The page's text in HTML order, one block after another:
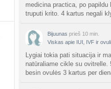
Kovo mėnesio dvyniai
Anužis Jonas
atnaujintalinikea223 prieš 2 d.
Valdorfo mokyklos
medicina practica, po
truputi krito. 4 kartus negali
Bijuunas prieš 10 min.
Viskas apie IUI, IVF ir
Lygiai tokia pati situacija ir
natūraliame cikle su ovitrelle.
besin ovulės 3 kartus per